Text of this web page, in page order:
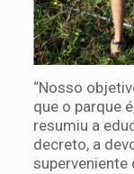
“Nosso
que o parque
resumiu a
decreto, a
superveniente